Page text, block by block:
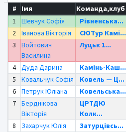
# Імя Команда,клуб
1
Шевчук Софія Рівненська...
2
Іванова Вікторія СЮТур Камі...
3
Войтович
Василина
Луцьк 1...
4 Дуда Дарина Камінь-Каш...
5
Ковальчук Софія Ковель — Ц...
6
Петрук Юліана Ковельська...
7
Берднікова
Вікторія
ЦРТДЮ
Колк...
8 Захарчук Юлія Затурцівсь...